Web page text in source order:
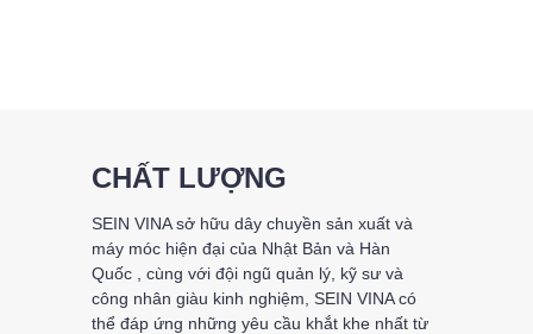
CHẤT LƯỢNG
SEIN VINA sở hữu dây chuyền sản xuất và
máy móc hiện đại của Nhật Bản và Hàn
Quốc , cùng với đội ngũ quản lý, kỹ sư và
công nhân giàu kinh nghiệm, SEIN VINA có
thể đáp ứng những yêu cầu khắt khe nhất từ